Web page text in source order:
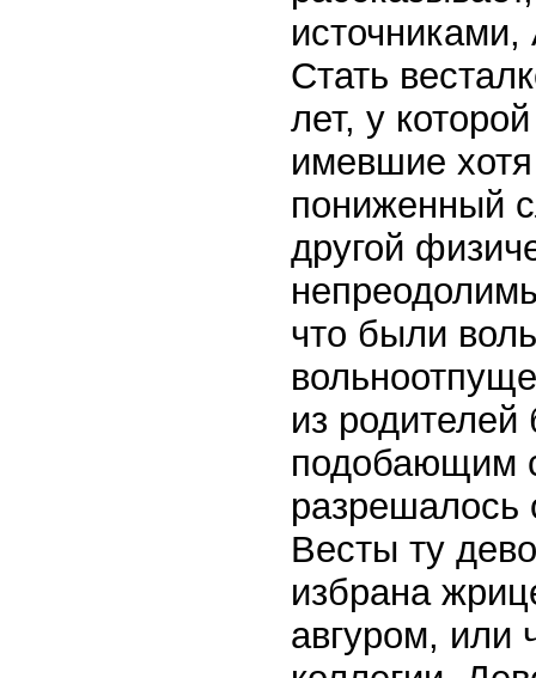
Стать
лет, у
имевшие
пониженный
другой
что были
из
подобающим
разрешалось
Весты ту
избрана
авгуром, или